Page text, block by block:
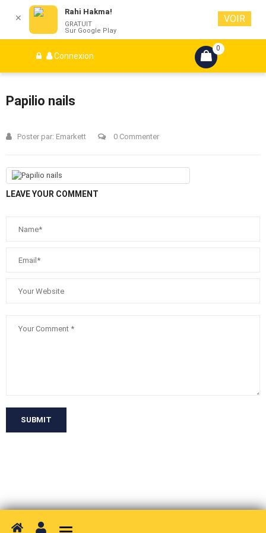
Connexion
0
Papilio nails
Poster par: Emarkett 0 Commenter
LEAVE YOUR COMMENT
SUBMIT
Toggle navigation
✕
Rahi Hakma!
GRATUIT
Sur Google Play
VOIR